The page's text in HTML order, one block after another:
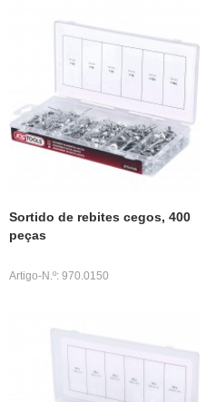
Sortido de rebites cegos, 400
peças
Artigo-N.º: 970.0150